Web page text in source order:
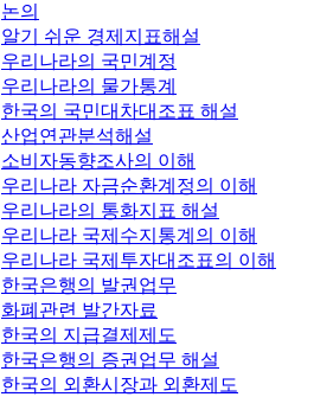
논의
알기 쉬운 경제지표해설
우리나라의 국민계정
우리나라의 물가통계
한국의 국민대차대조표 해설
산업연관분석해설
소비자동향조사의 이해
우리나라 자금순환계정의 이해
우리나라의 통화지표 해설
우리나라 국제수지통계의 이해
우리나라 국제투자대조표의 이해
한국은행의 발권업무
화폐관련 발간자료
한국의 지급결제제도
한국은행의 증권업무 해설
한국의 외환시장과 외환제도